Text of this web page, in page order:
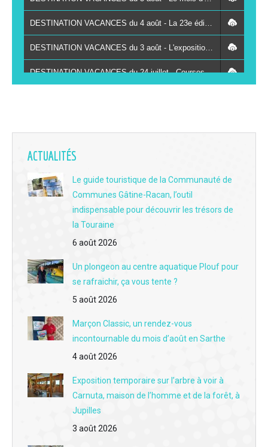
DESTINATION VACANCES du 24 juillet - Courses hippiques de Château-du-Loir : les coulisses de la 119e édition
DESTINATION VACANCES du 14 juillet - "Aux berges du lac" : Vivez la demi-finale France-Espagne au bord de l'eau à Mansigné
DESTINATION VACANCES du 9 juillet - Le Bioparc de Doué-la-Fontaine : une aventure humaine au service du vivant
DESTINATION VACANCES du 7 juillet - Vallée du Loir : 70 rendez-vous et un 20e anniversaire pour vibrer tout l'été
ACTUALITÉS
Le guide touristique de la Communauté de
Communes Gâtine-Racan, l’outil
indispensable pour découvrir les trésors de
la Touraine
6 août 2026
Un plongeon au centre aquatique Plouf pour
se rafraichir, ça vous tente ?
5 août 2026
Marçon Classic, un rendez-vous
incontournable du mois d’août en Sarthe
4 août 2026
Exposition temporaire sur l’arbre à voir à
Carnuta, maison de l’homme et de la forêt, à
Jupilles
3 août 2026